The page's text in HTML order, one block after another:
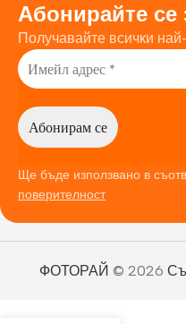
Абонирайте
Получавайте всички
Ще бъде използвано в
поверителност
ФОТОРАЙ © 2026